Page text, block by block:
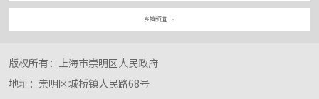
乡镇频道
版权所有：上海市崇明区人民政府
地址：崇明区城桥镇人民路68号